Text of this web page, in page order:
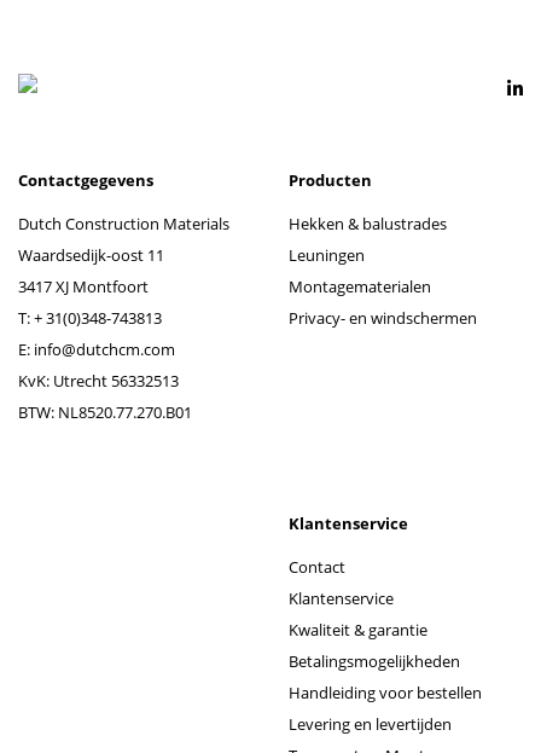
Contactgegevens
Dutch Construction Materials
Waardsedijk-oost 11
3417 XJ Montfoort
T:+ 31(0)348-743813
E: info@dutchcm.com
KvK: Utrecht 56332513
BTW: NL8520.77.270.B01
Producten
Hekken & balustrades
Leuningen
Montagematerialen
Privacy- en windschermen
Klantenservice
Contact
Klantenservice
Kwaliteit & garantie
Betalingsmogelijkheden
Handleiding voor bestellen
Levering en levertijden